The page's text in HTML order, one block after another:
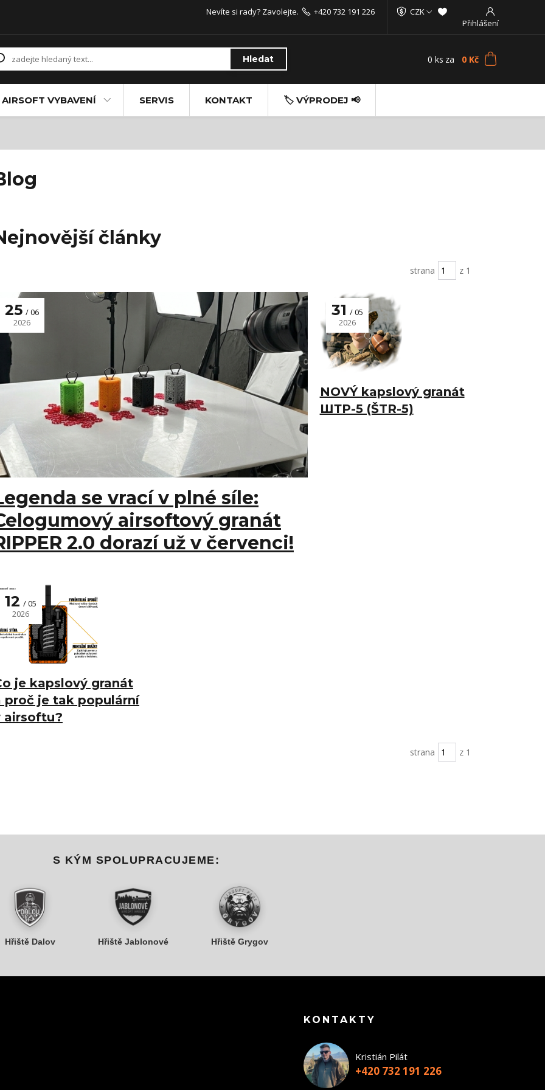
CZK
Přihlášení
Hledat
Nevíte si rady? Zavolejte. +420 732 191 226
0 ks za 0 Kč
AIRSOFT VYBAVENÍ SERVIS KONTAKT 🏷️ VÝPRODEJ 📢
články
strana z 1
se vrací v plné síle:
airsoftový granát
2.0 dorazí už v červenci!
25
06
2026
NOVÝ kapslový granát
ШТР-5 (ŠTR-5)
31
05
2026
je kapslový granát
proč je tak populární
airsoftu?
12
05
2026
strana z 1
S KÝM SPOLUPRACUJEME:
Hřiště Dalov Hřiště Jablonové Hřiště Grygov
KONTAKTY
Kristián Pilát
+420 732 191 226